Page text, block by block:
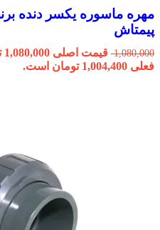
پیمتاش
1,080,000 قیمت اصلی 1,080,000 تومان بود.
فعلی 1,004,400 تومان است.